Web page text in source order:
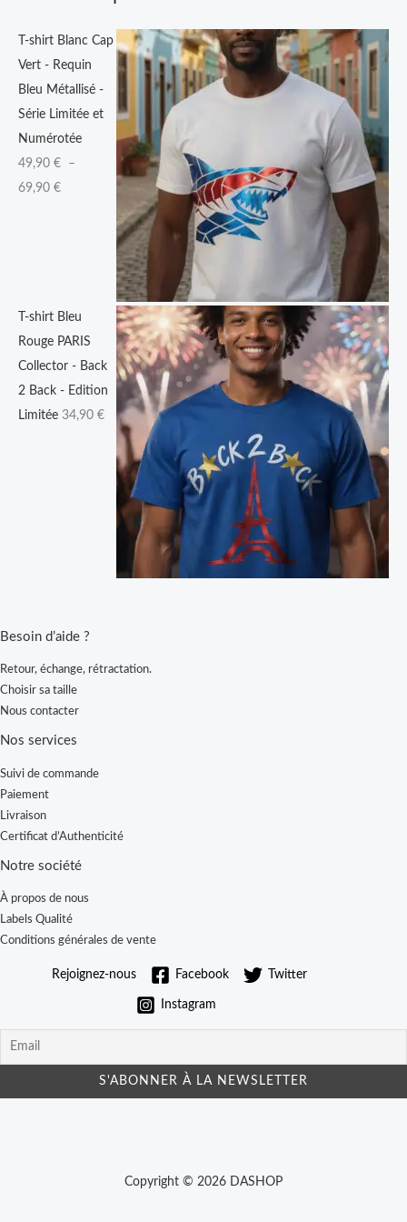
T-shirt Blanc Cap
Vert - Requin
Bleu Métallisé -
Série Limitée et
Numérotée
49,90 €
–
69,90 €
0
€
à
6
9
,
T-shirt Bleu
Rouge PARIS
Collector - Back
2 Back - Edition
Limitée 34,90 €
Besoin d’aide ?
Retour, échange, rétractation.
Choisir sa taille
Nous contacter
Nos services
Suivi de commande
Paiement
Livraison
Certificat d’Authenticité
Notre société
À propos de nous
Labels Qualité
Conditions générales de vente
Rejoignez-nous Facebook Twitter
Instagram
Copyright © 2026 DASHOP